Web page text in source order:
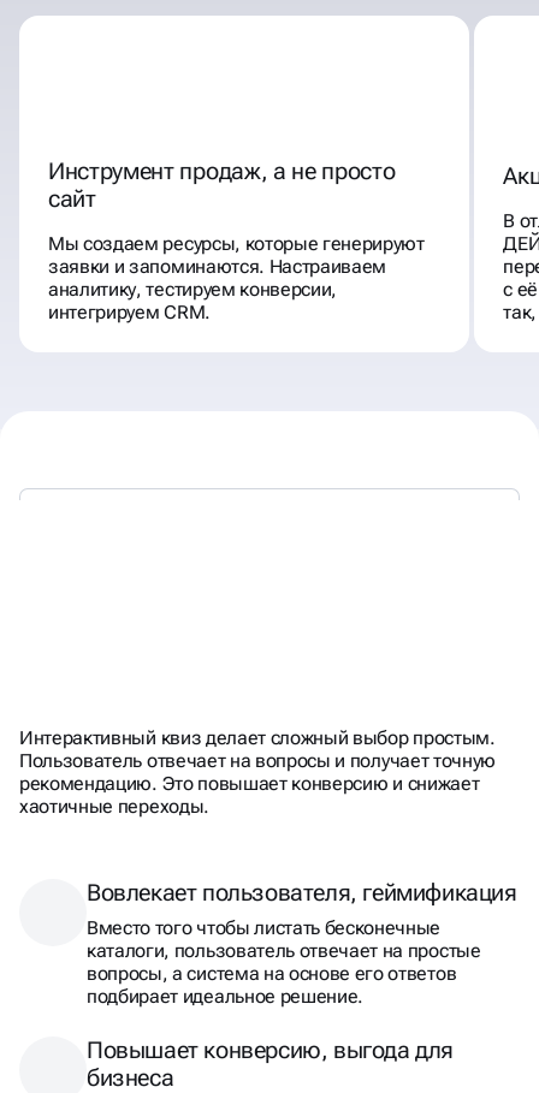
Инструмент продаж, а не просто
сайт
Мы создаем ресурсы, которые генерируют
заявки и запоминаются. Настраиваем
аналитику, тестируем конверсии,
интегрируем CRM.
В
с
САЙТ-КВИЗ — ЭТО
ИНТЕРАКТИВНЫЙ ОПРОСНИК,
КОТОРЫЙ ПРЕВРАЩАЕТ
Интерактивный квиз делает сложный выбор простым.
Пользователь отвечает на вопросы и получает точную
рекомендацию. Это повышает конверсию и снижает
хаотичные переходы.
Вовлекает пользователя, геймификация
Вместо того чтобы листать бесконечные
каталоги, пользователь отвечает на простые
вопросы, а система на основе его ответов
подбирает идеальное решение.
Повышает конверсию, выгода для
бизнеса